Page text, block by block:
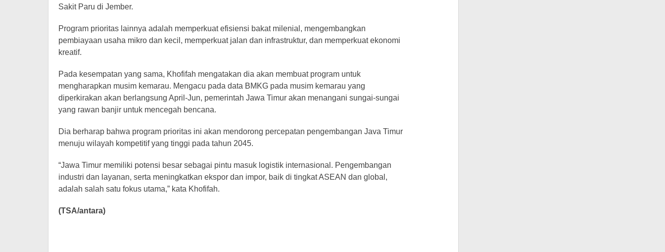
Sakit Paru di Jember.
Program prioritas lainnya adalah memperkuat efisiensi bakat milenial, mengembangkan
pembiayaan usaha mikro dan kecil, memperkuat jalan dan infrastruktur, dan memperkuat ekonomi
kreatif.
Pada kesempatan yang sama, Khofifah mengatakan dia akan membuat program untuk
mengharapkan musim kemarau. Mengacu pada data BMKG pada musim kemarau yang
diperkirakan akan berlangsung April-Jun, pemerintah Jawa Timur akan menangani sungai-sungai
yang rawan banjir untuk mencegah bencana.
Dia berharap bahwa program prioritas ini akan mendorong percepatan pengembangan Java Timur
menuju wilayah kompetitif yang tinggi pada tahun 2045.
“Jawa Timur memiliki potensi besar sebagai pintu masuk logistik internasional. Pengembangan
industri dan layanan, serta meningkatkan ekspor dan impor, baik di tingkat ASEAN dan global,
adalah salah satu fokus utama,” kata Khofifah.
(TSA/antara)